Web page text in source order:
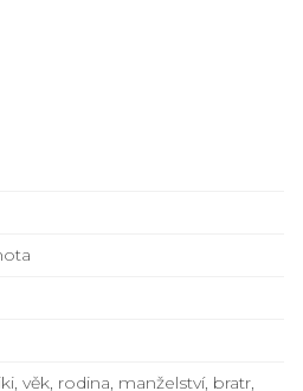
věk, rodina, manželství, bratr,